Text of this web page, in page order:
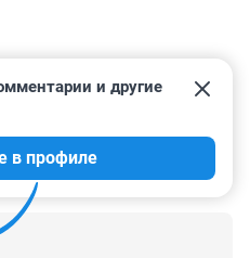
и другие
в профиле